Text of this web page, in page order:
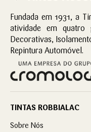
Fundada em 1931, a
atividade em quatro
Decorativas,
Repintura Automóvel.
TINTAS ROBBIALAC
Sobre Nós